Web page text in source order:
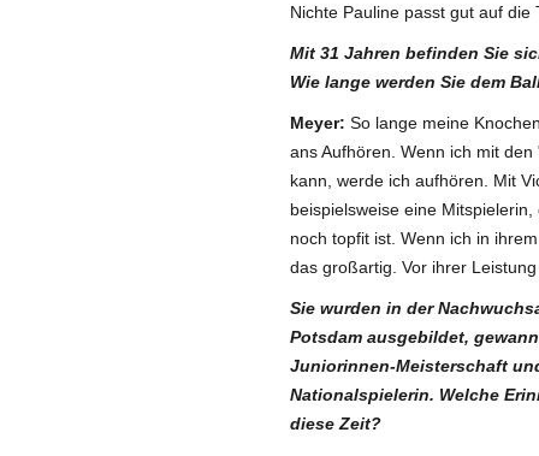
Nichte Pauline passt gut auf die
Mit 31 Jahren befinden Sie
Wie lange werden Sie dem
Meyer: So lange meine
ans Aufhören. Wenn ich mit
kann, werde ich aufhören. Mit
beispielsweise eine
noch topfit ist. Wenn ich in
das großartig. Vor ihrer
Sie wurden in der
Potsdam ausgebildet,
Juniorinnen-Meisterschaft
Nationalspielerin. Welche
diese Zeit?